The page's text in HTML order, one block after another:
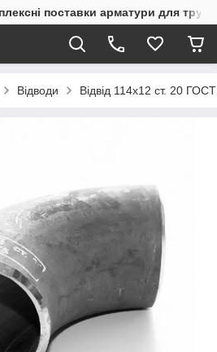
поставки арматури для
Відводи Відвід 114х12 ст. 20